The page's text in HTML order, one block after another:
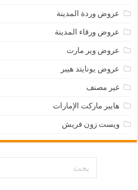
عروض وردة المدينة
عروض ورقاء المدينة
عروض وير مارت
عروض يونايتد هيبر
غير مصنف
هايبر ماركت الإمارات
ويست زون فريش